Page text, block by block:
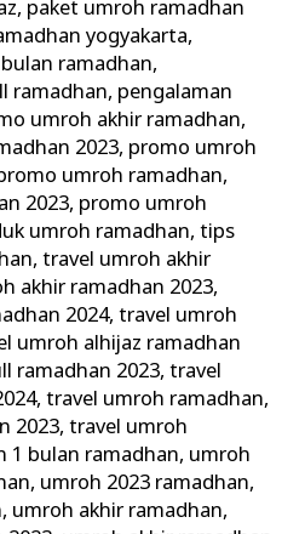
, paket umroh ramadhan
yogyakarta,
ramadhan,
ramadhan, pengalaman
umroh akhir ramadhan,
2023, promo umroh
umroh ramadhan,
2023, promo umroh
umroh ramadhan,tips
,travel umroh akhir
akhir ramadhan 2023,
2024,travel umroh
umroh alhijaz ramadhan
ramadhan 2023,travel
,travel umroh ramadhan,
2023,travel umroh
1 bulan ramadhan, umroh
, umroh 2023 ramadhan,
, umroh akhir ramadhan,